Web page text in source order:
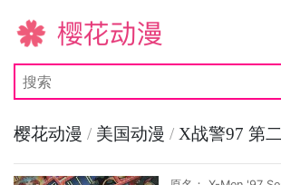
樱花动漫
樱花动漫 / 美国动漫 / X战警97 第